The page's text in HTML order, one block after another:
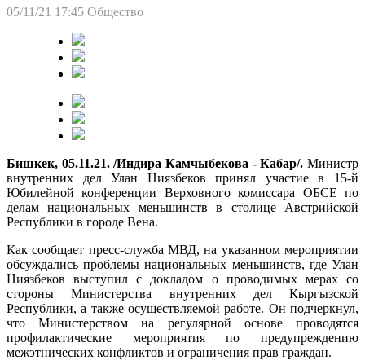
05/11/21 17:45 Общество
Бишкек, 05.11.21. /Индира Камчыбекова - Кабар/. Министр
внутренних дел Улан Ниязбеков принял участие в 15-й
Юбилейной конференции Верховного комиссара ОБСЕ по
делам национальных меньшинств в столице Австрийской
Республики в городе Вена.
Как сообщает пресс-служба МВД, на указанном мероприятии
обсуждались проблемы национальных меньшинств, где Улан
Ниязбеков выступил с докладом о проводимых мерах со
стороны Министерства внутренних дел Кыргызской
Республики, а также осуществляемой работе. Он подчеркнул,
что Министерством на регулярной основе проводятся
профилактические мероприятия по предупреждению
межэтнических конфликтов и ограничения прав граждан.